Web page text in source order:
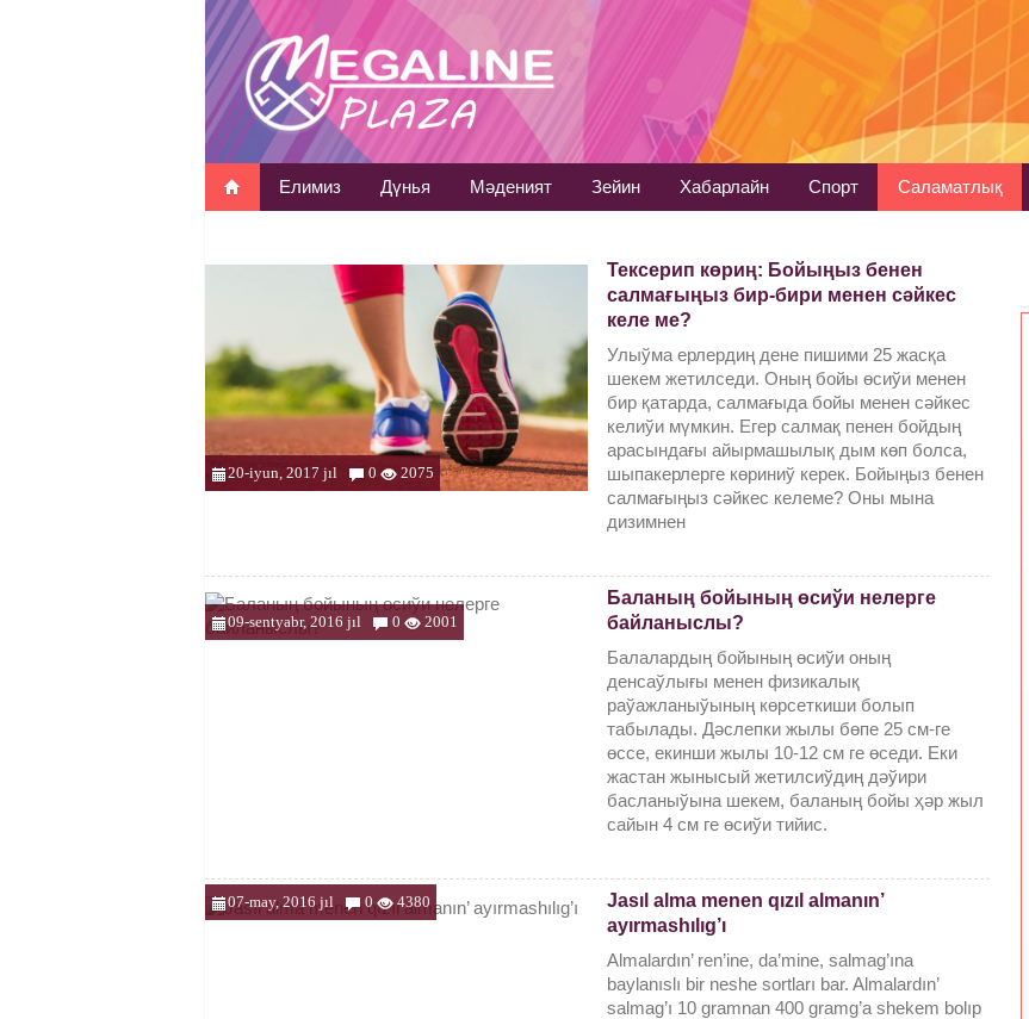
Елимиз Дүнья Мәденият Зейин Хабарлайн Спорт Саламатлық
20-iyun, 2017 jıl 0 2075
Тексерип көриң: Бойыңыз бенен
салмағыңыз бир-бири менен сәйкес
келе ме?
Улыўма ерлердиң дене пишими 25 жасқа
шекем жетилседи. Оның бойы өсиўи менен
бир қатарда, салмағыда бойы менен сәйкес
келиўи мүмкин. Егер салмақ пенен бойдың
арасындағы айырмашылық дым көп болса,
шыпакерлерге көриниў керек. Бойыңыз бенен
салмағыңыз сәйкес келеме? Оны мына
дизимнен
09-sentyabr, 2016 jıl 0 2001
Баланың бойының өсиўи нелерге
байланыслы?
Балалардың бойының өсиўи оның
денсаўлығы менен физикалық
раўажланыўының көрсеткиши болып
табылады. Дәслепки жылы бөпе 25 см-ге
өссе, екинши жылы 10-12 см ге өседи. Еки
жастан жынысый жетилсиўдиң дәўири
басланыўына шекем, баланың бойы ҳәр жыл
сайын 4 см ге өсиўи тийис.
07-may, 2016 jıl 0 4380
Jasıl alma menen qızıl almanın’
ayırmashılıg’ı
Almalardın’ ren’ine, da’mine, salmag’ına
baylanıslı bir neshe sortları bar. Almalardın’
salmag’ı 10 gramnan 400 gramg’a shekem bolıp